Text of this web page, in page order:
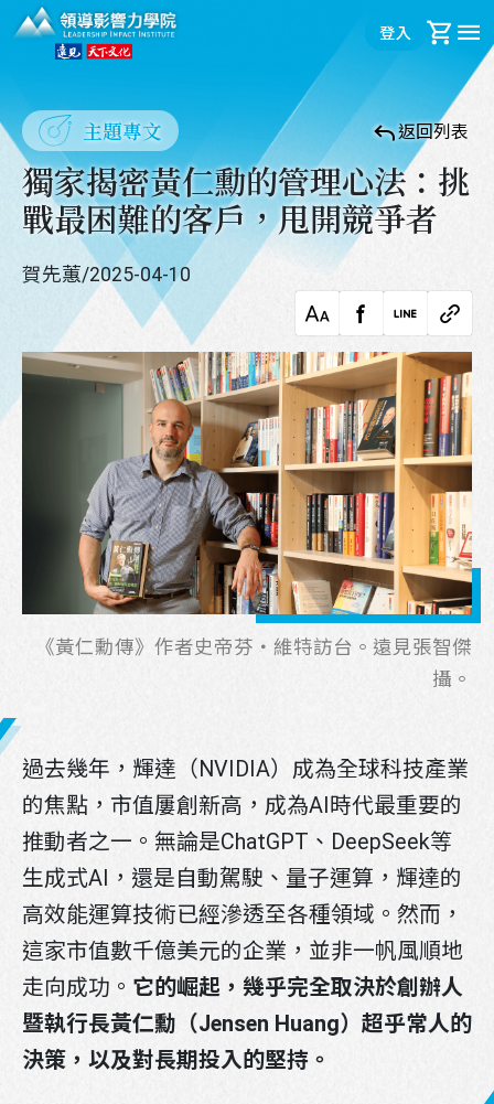
領導影響力學院
購
登入
主題專文
獨家揭密黃仁勳的管理心法：挑
戰最困難的客戶，甩開競爭者
賀先蕙/2025-04-10
字級調整facebook
LINE複製
返回列表
《黃仁勳傳》作者史帝芬・維特訪台。遠見張智傑
攝。
過去幾年，輝達（NVIDIA）成為全球科技產業
的焦點，市值屢創新高，成為AI時代最重要的
推動者之一。無論是ChatGPT、DeepSeek等
生成式AI，還是自動駕駛、量子運算，輝達的
高效能運算技術已經滲透至各種領域。然而，
這家市值數千億美元的企業，並非一帆風順地
走向成功。 它的崛起，幾乎完全取決於創辦人
暨執行長黃仁勳（Jensen Huang）超乎常人的
決策，以及對長期投入的堅持。